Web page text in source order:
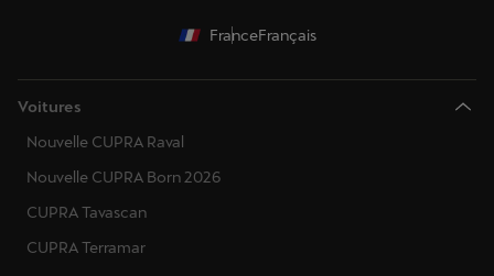
FranceFrançais
Voitures
Nouvelle CUPRA Raval
Nouvelle CUPRA Born 2026
CUPRA Tavascan
CUPRA Terramar